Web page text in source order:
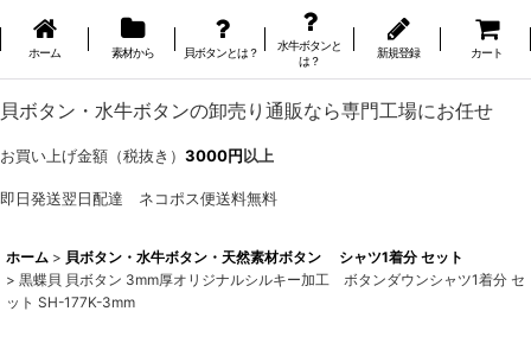
ホーム 素材から 貝ボタンとは？
水牛ボタンと
は？
新規登録 カート
貝ボタン・水牛ボタンの卸売り通販なら専門工場にお任せ
お買い上げ金額（税抜き） 3000円以上
即日発送翌日配達 ネコポス便送料無料
ホーム > 貝ボタン・水牛ボタン・天然素材ボタン シャツ1着分 セット
> 黒蝶貝 貝ボタン 3mm厚オリジナルシルキー加工 ボタンダウンシャツ1着分 セ
ット SH-177K-3mm